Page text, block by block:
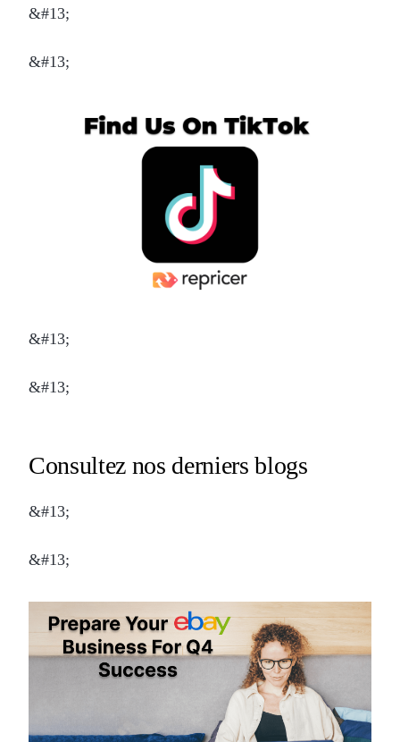
&#13;
&#13;
&#13;
&#13;
Consultez nos derniers blogs
&#13;
&#13;